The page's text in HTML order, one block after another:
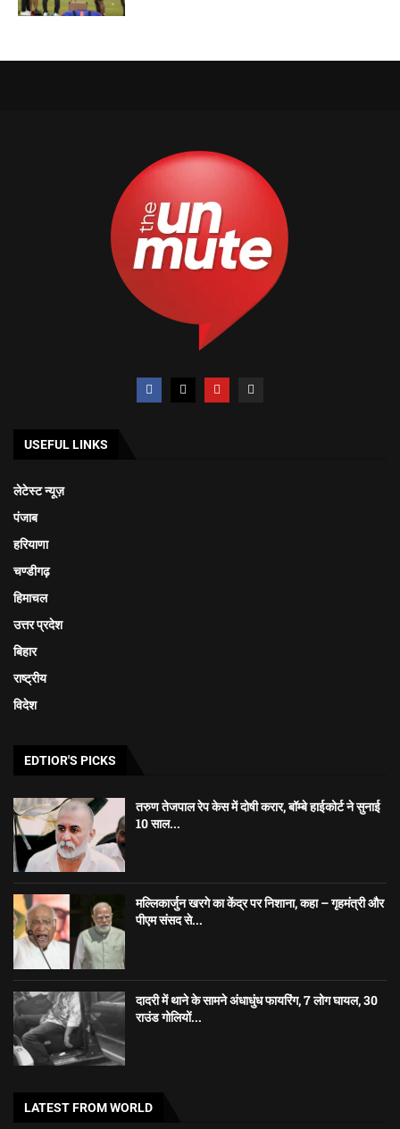
USEFUL LINKS
लेटेस्ट न्यूज़
पंजाब
हरियाणा
चण्डीगढ़
हिमाचल
उत्तर प्रदेश
बिहार
राष्ट्रीय
विदेश
EDTIOR'S PICKS
तरुण तेजपाल रेप केस में दोषी करार, बॉम्बे हाईकोर्ट ने सुनाई
10 साल...
मल्लिकार्जुन खरगे का केंद्र पर निशाना, कहा – गृहमंत्री और
पीएम संसद से...
दादरी में थाने के सामने अंधाधुंध फायरिंग, 7 लोग घायल, 30
राउंड गोलियों...
LATEST FROM WORLD